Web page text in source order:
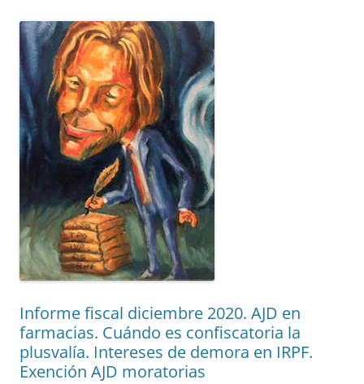
Informe fiscal diciembre 2020. AJD en
farmacias. Cuándo es confiscatoria la
plusvalía. Intereses de demora en IRPF.
Exención AJD moratorias